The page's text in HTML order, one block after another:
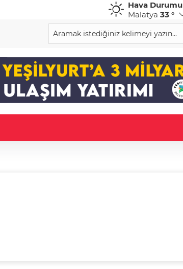
Hava Durumu
Malatya 33 °